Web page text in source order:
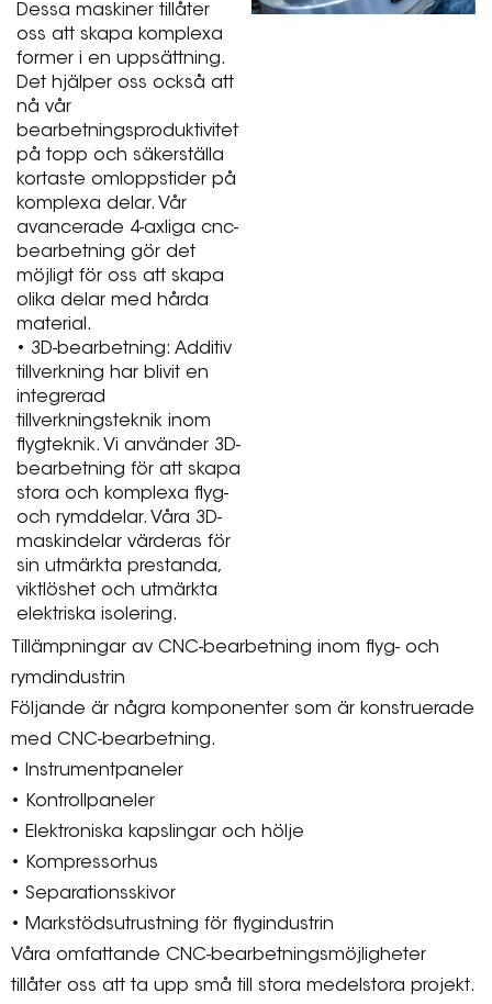
Dessa maskiner tillåter
oss att skapa komplexa
former i en uppsättning.
Det hjälper oss också att
nå vår
bearbetningsproduktivitet
på topp och säkerställa
kortaste omloppstider på
komplexa delar. Vår
avancerade 4-axliga cnc-
bearbetning gör det
möjligt för oss att skapa
olika delar med hårda
material.
• 3D-bearbetning: Additiv
tillverkning har blivit en
integrerad
tillverkningsteknik inom
flygteknik. Vi använder 3D-
bearbetning för att skapa
stora och komplexa flyg-
och rymddelar. Våra 3D-
maskindelar värderas för
sin utmärkta prestanda,
viktlöshet och utmärkta
elektriska isolering.
Tillämpningar av CNC-bearbetning inom flyg- och
rymdindustrin
Följande är några komponenter som är konstruerade
med CNC-bearbetning.
• Instrumentpaneler
• Kontrollpaneler
• Elektroniska kapslingar och hölje
• Kompressorhus
• Separationsskivor
• Markstödsutrustning för flygindustrin
Våra omfattande CNC-bearbetningsmöjligheter
tillåter oss att ta upp små till stora medelstora projekt.